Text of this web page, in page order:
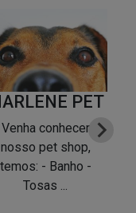
PET
Venha conhecer
nosso pet shop,
temos: - Banho -
Tosas ...